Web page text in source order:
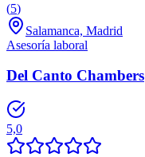
(5)
Salamanca, Madrid
Asesoría laboral
Del Canto Chambers
5,0